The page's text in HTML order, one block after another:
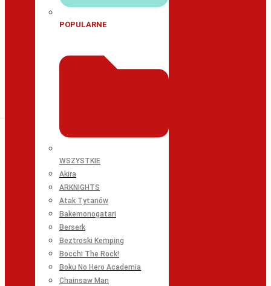
POPULARNE
WSZYSTKIE
Akira
ARKNIGHTS
Atak Tytanów
Bakemonogatari
Berserk
Beztroski Kemping
Bocchi The Rock!
Boku No Hero Academia
Chainsaw Man